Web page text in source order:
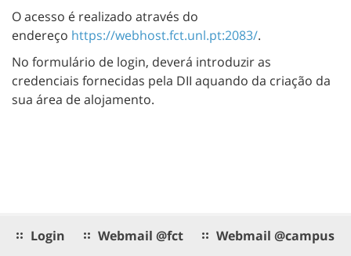
O acesso é realizado através do
endereço https://webhost.fct.unl.pt:2083/.
No formulário de login, deverá introduzir as
credenciais fornecidas pela DII aquando da criação da
sua área de alojamento.
Login Webmail @fct Webmail @campus